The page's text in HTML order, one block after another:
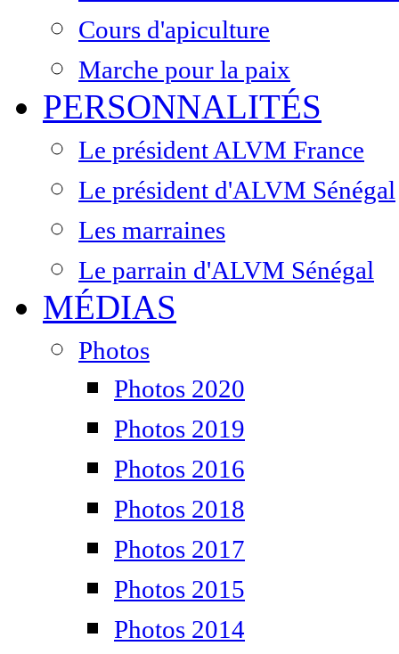
Cours d'apiculture
Marche pour la paix
PERSONNALITÉS
Le président ALVM France
Le président d'ALVM Sénégal
Les marraines
Le parrain d'ALVM Sénégal
MÉDIAS
Photos
Photos 2020
Photos 2019
Photos 2016
Photos 2018
Photos 2017
Photos 2015
Photos 2014